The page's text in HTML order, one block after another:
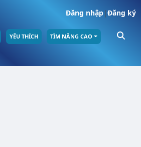
Đăng nhập|Đăng ký
YÊU THÍCH TÌM NÂNG CAO